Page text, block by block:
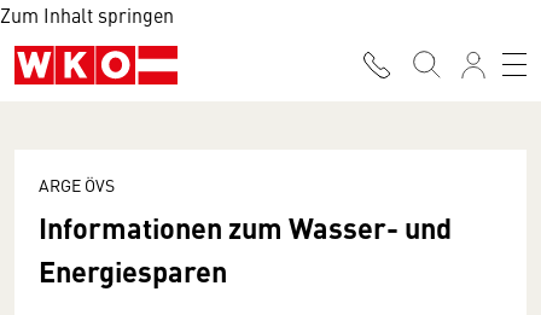
Zum Inhalt springen
ARGE ÖVS
Informationen zum Wasser- und
Energiesparen